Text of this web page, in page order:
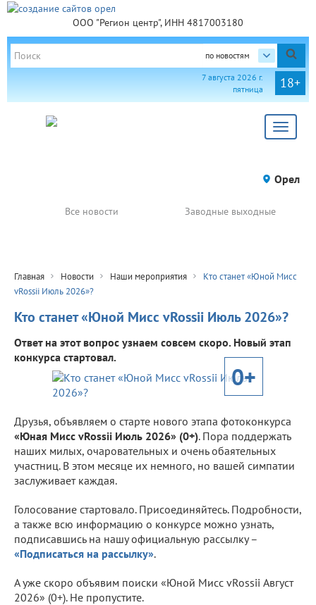
ООО "Регион центр", ИНН 4817003180
по новостям
18+
7 августа 2026 г.
пятница
Toggle
Орел
Все новости Заводные выходные
Главная Новости Наши мероприятия
Кто станет «Юной Мисс
vRossii Июль 2026»?
Кто станет «Юной Мисс vRossii Июль 2026»?
Ответ на этот вопрос узнаем совсем скоро. Новый этап
конкурса стартовал.
0+
Друзья, объявляем о старте нового этапа фотоконкурса
«Юная Мисс vRossii Июль 2026» (0+). Пора поддержать
наших милых, очаровательных и очень обаятельных
участниц. В этом месяце их немного, но вашей симпатии
заслуживает каждая.
Голосование стартовало. Присоединяйтесь. Подробности,
а также всю информацию о конкурсе можно узнать,
подписавшись на нашу официальную рассылку –
«Подписаться на рассылку».
А уже скоро объявим поиски «Юной Мисс vRossii Август
2026» (0+). Не пропустите.